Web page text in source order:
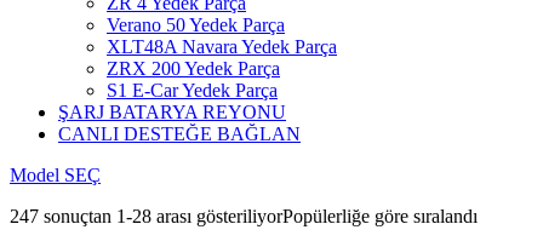
Verano 50 Yedek Parça
XLT48A Navara Yedek Parça
ZRX 200 Yedek Parça
S1 E-Car Yedek Parça
ŞARJ BATARYA REYONU
CANLI DESTEĞE BAĞLAN
Model SEÇ
247 sonuçtan 1-28 arası gösteriliyorPopülerliğe göre sıralandı